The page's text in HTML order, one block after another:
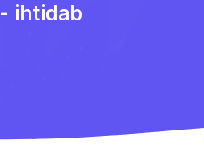
احتطاب - ihtidab